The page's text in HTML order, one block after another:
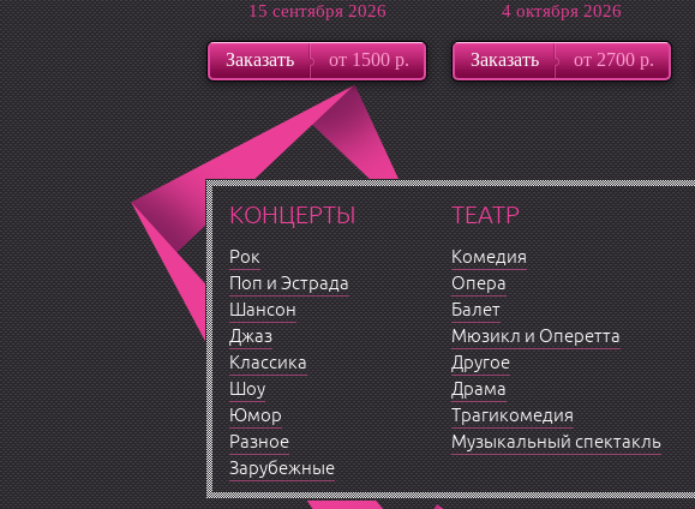
15 сентября 2026
Заказать от 1500 р.
4 октября 2026
Заказать от 2700 р.
КОНЦЕРТЫ
Рок
Поп и Эстрада
Шансон
Джаз
Классика
Шоу
Юмор
Разное
Зарубежные
ТЕАТР
Комедия
Опера
Балет
Мюзикл и Оперетта
Другое
Драма
Трагикомедия
Музыкальный спектакль